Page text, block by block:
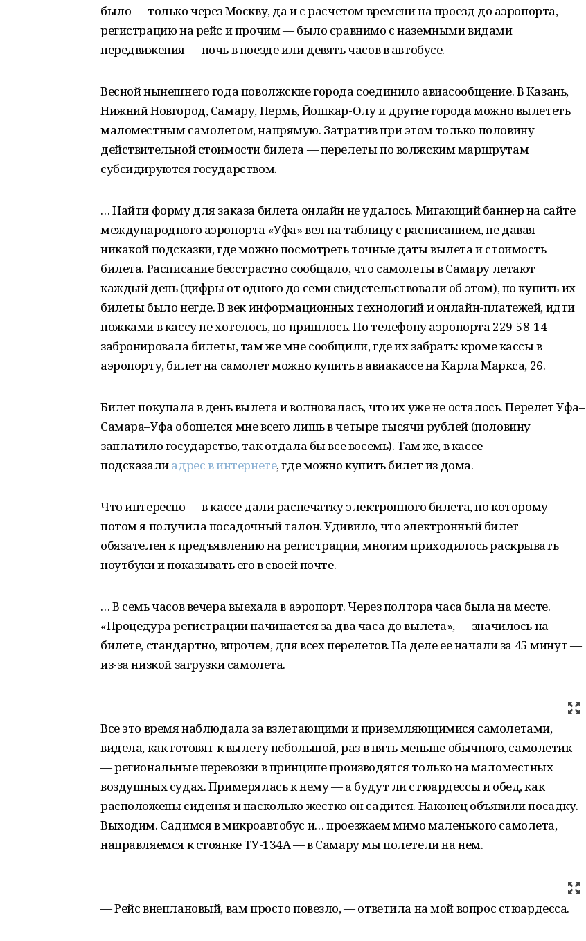
было — только через Москву, да и с расчетом времени на проезд до аэропорта,
регистрацию на рейс и прочим — было сравнимо с наземными видами
передвижения — ночь в поезде или девять часов в автобусе.
Весной нынешнего года поволжские города соединило авиасообщение. В Казань,
Нижний Новгород, Самару, Пермь, Йошкар-Олу и другие города можно вылететь
маломестным самолетом, напрямую. Затратив при этом только половину
действительной стоимости билета — перелеты по волжским маршрутам
субсидируются государством.
… Найти форму для заказа билета онлайн не удалось. Мигающий баннер на сайте
международного аэропорта «Уфа» вел на таблицу с расписанием, не давая
никакой подсказки, где можно посмотреть точные даты вылета и стоимость
билета. Расписание бесстрастно сообщало, что самолеты в Самару летают
каждый день (цифры от одного до семи свидетельствовали об этом), но купить их
билеты было негде. В век информационных технологий и онлайн-платежей, идти
ножками в кассу не хотелось, но пришлось. По телефону аэропорта 229-58-14
забронировала билеты, там же мне сообщили, где их забрать: кроме кассы в
аэропорту, билет на самолет можно купить в авиакассе на Карла Маркса, 26.
Билет покупала в день вылета и волновалась, что их уже не осталось. Перелет Уфа–
Самара–Уфа обошелся мне всего лишь в четыре тысячи рублей (половину
заплатило государство, так отдала бы все восемь). Там же, в кассе
подсказалиадрес в интернете, где можно купить билет из дома.
Что интересно — в кассе дали распечатку электронного билета, по которому
потом я получила посадочный талон. Удивило, что электронный билет
обязателен к предъявлению на регистрации, многим приходилось раскрывать
ноутбуки и показывать его в своей почте.
… В семь часов вечера выехала в аэропорт. Через полтора часа была на месте.
«Процедура регистрации начинается за два часа до вылета», — значилось на
билете, стандартно, впрочем, для всех перелетов. На деле ее начали за 45 минут —
из-за низкой загрузки самолета.
Все это время наблюдала за взлетающими и приземляющимися самолетами,
видела, как готовят к вылету небольшой, раз в пять меньше обычного, самолетик
— региональные перевозки в принципе производятся только на маломестных
воздушных судах. Примерялась к нему — а будут ли стюардессы и обед, как
расположены сиденья и насколько жестко он садится. Наконец объявили посадку.
Выходим. Садимся в микроавтобус и… проезжаем мимо маленького самолета,
направляемся к стоянке ТУ-134А — в Самару мы полетели на нем.
— Рейс внеплановый, вам просто повезло, — ответила на мой вопрос стюардесса.